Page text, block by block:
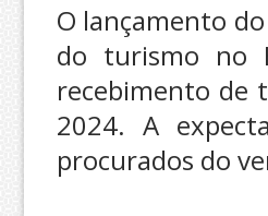
O lançamento
do turismo no
recebimento de
2024. A
procurados do